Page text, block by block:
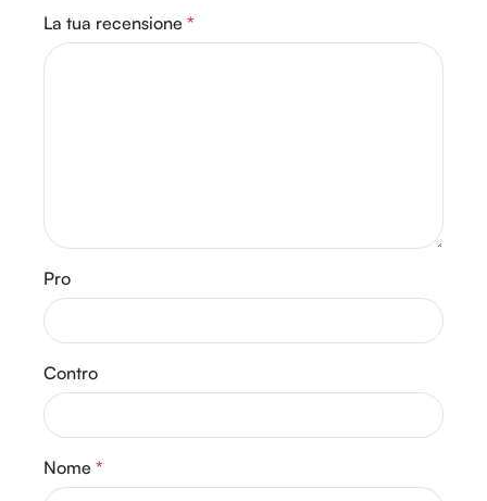
La tua recensione *
Pro
Contro
Nome *